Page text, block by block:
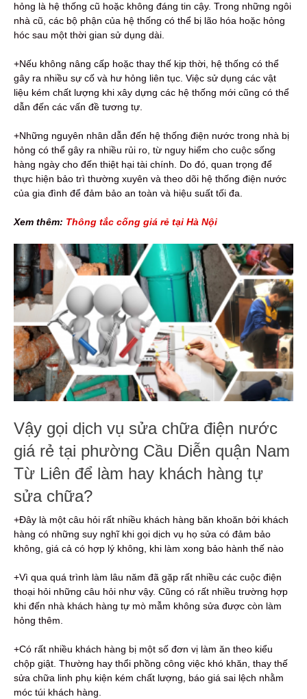
hỏng là hệ thống cũ hoặc không đáng tin cậy. Trong những ngôi
nhà cũ, các bộ phận của hệ thống có thể bị lão hóa hoặc hỏng
hóc sau một thời gian sử dụng dài.
+Nếu không nâng cấp hoặc thay thế kịp thời, hệ thống có thể
gây ra nhiều sự cố và hư hỏng liên tục. Việc sử dụng các vật
liệu kém chất lượng khi xây dựng các hệ thống mới cũng có thể
dẫn đến các vấn đề tương tự.
+Những nguyên nhân dẫn đến hệ thống điện nước trong nhà bị
hỏng có thể gây ra nhiều rủi ro, từ nguy hiểm cho cuộc sống
hàng ngày cho đến thiệt hại tài chính. Do đó, quan trọng để
thực hiện bảo trì thường xuyên và theo dõi hệ thống điện nước
của gia đình để đảm bảo an toàn và hiệu suất tối đa.
Xem thêm: Thông tắc cống giá rẻ tại Hà Nội
Vậy gọi dịch vụ sửa chữa điện nước
giá rẻ tại phường Cầu Diễn quận Nam
Từ Liên để làm hay khách hàng tự
sửa chữa?
+Đây là một câu hỏi rất nhiều khách hàng băn khoăn bởi khách
hàng có những suy nghĩ khi gọi dịch vụ họ sửa có đảm bảo
không, giá cả có hợp lý không, khi làm xong bảo hành thế nào
+Vì qua quá trình làm lâu năm đã gặp rất nhiều các cuộc điện
thoại hỏi những câu hỏi như vậy. Cũng có rất nhiều trường hợp
khi đến nhà khách hàng tự mò mẫm không sửa được còn làm
hỏng thêm.
+Có rất nhiều khách hàng bị một số đơn vị làm ăn theo kiểu
chộp giật. Thường hay thổi phồng công việc khó khăn, thay thế
sửa chữa linh phụ kiện kém chất lượng, báo giá sai lệch nhằm
móc túi khách hàng.